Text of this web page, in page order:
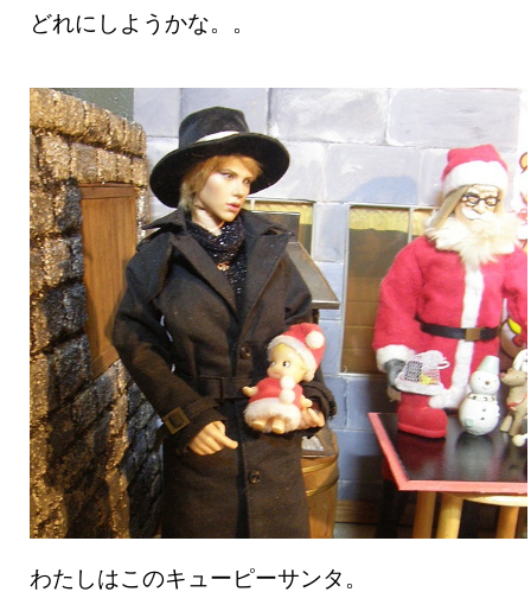
どれにしようかな。。
わたしはこのキューピーサンタ。